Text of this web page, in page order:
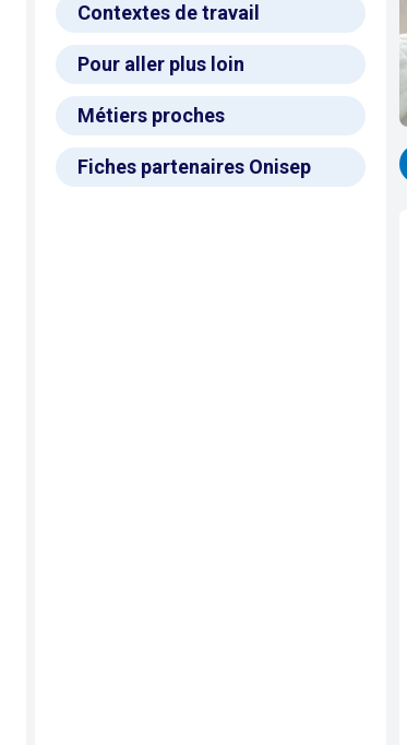
Contextes de travail
Pour aller plus loin
Métiers proches
Fiches partenaires Onisep